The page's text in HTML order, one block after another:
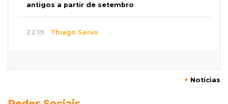
antigos a partir de setembro
22:19 Thiago Servo
Semana vai começar com 909 novas
+ Notícias